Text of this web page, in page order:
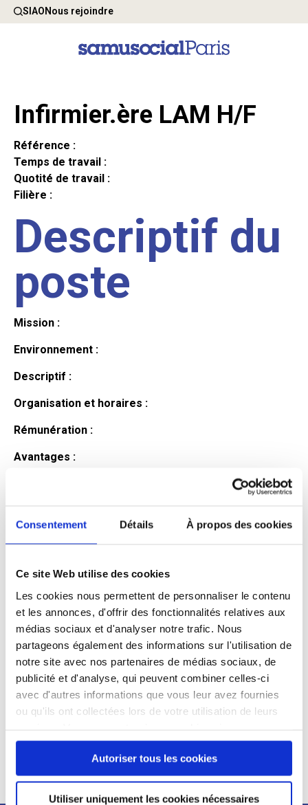
Consentement Détails À propos des cookies
Ce site Web utilise des cookies
Les cookies nous permettent de personnaliser le contenu
et les annonces, d'offrir des fonctionnalités relatives aux
médias sociaux et d'analyser notre trafic. Nous
partageons également des informations sur l'utilisation de
notre site avec nos partenaires de médias sociaux, de
publicité et d'analyse, qui peuvent combiner celles-ci
avec d'autres informations que vous leur avez fournies
ou qu'ils ont collectées lors de votre utilisation de leurs
continuez à utiliser notre site Web.
Autoriser tous les cookies
Utiliser uniquement les cookies nécessaires
SIAONous rejoindre
Infirmier.ère LAM H/F
Référence :
Temps de travail :
Quotité de travail :
Filière :
Descriptif du
poste
Mission :
Environnement :
Descriptif :
Organisation et horaires :
Rémunération :
Avantages :
candidat
Profil recherché :
Expérience :
Processus
de
recrutement